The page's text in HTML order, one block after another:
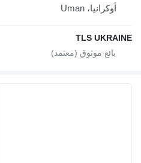
أوكرانيا، Uman
TLS UKRAINE